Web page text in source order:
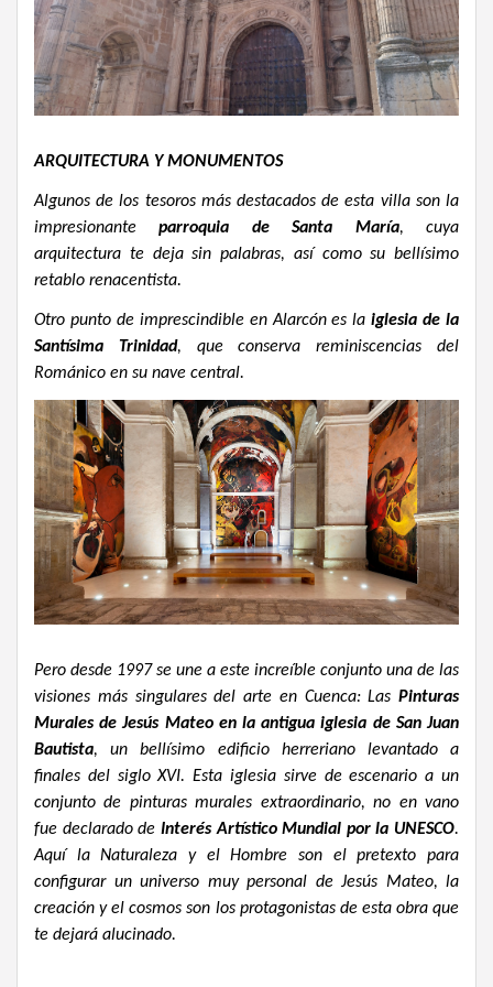
ARQUITECTURA Y MONUMENTOS
Algunos de los tesoros más destacados de esta villa son la
impresionanteparroquia de Santa María, cuya
arquitectura te deja sin palabras, así como su bellísimo
retablo renacentista.
Otro punto de imprescindible en Alarcón es laiglesia de la
Santísima Trinidad, que conserva reminiscencias del
Románico en su nave central.
Pero desde 1997 se une a este increíble conjunto una de las
visiones más singulares del arte en Cuenca: Las Pinturas
Murales de Jesús Mateo en la antigua iglesia de San Juan
Bautista, un bellísimo edificio herreriano levantado a
finales del siglo XVI. Esta iglesia sirve de escenario a un
conjunto de pinturas murales extraordinario, no en vano
fue declarado de Interés Artístico Mundial por la UNESCO.
Aquí la Naturaleza y el Hombre son el pretexto para
configurar un universo muy personal de Jesús Mateo, la
creación y el cosmos son los protagonistas de esta obra que
te dejará alucinado.